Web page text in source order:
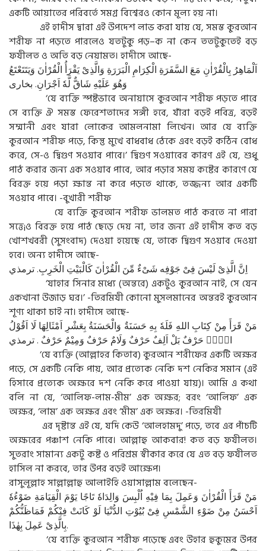
একটি আয়াতের পরিবর্তে সমগ্র বিশ্বেরও কোন মূল্য হয় না।
এই হাদীস দ্বারা এই উপদেশ লাভ করা যায় যে, সমস্ত কুরআন
শরীফ না পড়তে পারলেও যতটুকু পড়–ক না কেন ততটুকুতেই বড়
ফযীলত ও অতি বড় নেয়ামত। হাদীসে আছে-
اَلْمَاهِرُ بِالْقُرْاٰنِ مَعَ السَّفَرَةِ الْكِرَامِ الْبَرَرَةِ وَالَّذِىْ يَقْرَأُ الْقُرْاٰنَ وَيَتَتَعْتَعُ
وَهُوَ عَلَيْهِ شَاقٌّ لَّهٗ اَجْرَانِ. بخارى
‘যে ব্যক্তি স্পষ্টভাবে অনায়াসে কুরআন শরীফ পড়তে পারে
সে ব্যক্তি ঐ সমস্ত ফেরেশতাদের সঙ্গী হবে, যাঁরা বড়ই পবিত্র, বড়ই
সম্মানী এবং যারা লোকের আমলনামা লিখেন। আর যে ব্যক্তি
কুরআন শরীফ পড়ে, কিন্তু মুখে বাধবাধ ঠেকে এবং বড়ই কঠিন বোধ
করে, সে-ও দ্বিগুণ সওয়াব পাবে।’ দ্বিগুণ সওয়াবের কারণ এই যে, শুধু
পাঠ করার জন্য এক সওয়াব পাবে, আর পড়ার সময় কষ্টের কারণে যে
বিরক্ত হয়ে পড়া ক্ষান্ত না করে পড়তে থাকে, তজ্জন্য আর একটি
সওয়াব পাবে। -বুখারী শরীফ
যে ব্যক্তি কুরআন শরীফ ভালমত পাঠ করতে না পারা
সত্তে¡ও বিরক্ত হয়ে পাঠ ছেড়ে দেয় না, তার জন্য এই হাদীস কত বড়
খোশখবরী (সুসংবাদ) দেওয়া হয়েছে যে, তাকে দ্বিগুণ সওয়াব দেওয়া
হবে। অন্য হাদীসে আছে-
اِنَّ الَّذِىْ لَيْسَ فِىْ جَوْفِه شَىْءٌ مِّنَ الْقُرْاٰنَ كَالْبَيْتِ الْخَرِبِ. ترمذي
‘যাহার সিনার মধ্যে (অন্তরে) একটুও কুরআন নাই, সে যেন
একখানা উজাড় ঘর।’ -তিরমিযী কোনো মুসলমানের অন্তরই কুরআন
শূণ্য থাকা চাই না। হাদীসে আছে-
مَنْ قَرَأَ مِنْ كِتَابِ اللهِ فَلَهٗ بِهِ حَسَنَةٌ وَالْحَسَنَةُ بِعَشْرِ اَمْثَالِهَا لَا اَقُوْلُ
الۤمۤ حَرْفٌ بَلْ اَلِفٌ حَرْفٌ وَلَامٌ حَرْفٌ وَمِيْمٌ حَرْفٌ . ترمذي
‘যে ব্যক্তি (আল্লাহর কিতাব) কুরআন শরীফের একটি অক্ষর
পড়ে, সে একটি নেকি পায়, আর প্রত্যেক নেকি দশ নেকির সমান (এই
হিসাবে প্রত্যেক অক্ষরে দশ নেকি করে পাওয়া যায়)। আমি এ কথা
বলি না যে, ‘আলিফ-লাম-মীম’ এক অক্ষর; বরং ‘আলিফ’ এক
অক্ষর, ‘লাম’ এক অক্ষর এবং ‘মীম’ এক অক্ষর। -তিরমিযী
এর দৃষ্টান্ত এই যে, যদি কেউ ‘আলহামদু’ পড়ে, তবে এর পাঁচটি
অক্ষরের পঞ্চাশ নেকি পাবে। আল্লাহু আকবার! কত বড় ফযীলত।
সুতরাং সামান্য একটু কষ্ট ও পরিশ্রম স্বীকার করে যে এত বড় ফযীলত
হাসিল না করবে, তার উপর বড়ই আক্ষেপ।
রাসুলূল্লাহ সাল্লাল্লাহু আলাইহি ওয়াসাল্লাম বলেছেন-
مَنْ قَرَأَ الْقُرْاٰنَ وَعَمِلَ بِمَا فِيْهِ اُلْبِسَ وَالِدَاهٗ تَاجًا يَوْمَ الْقِيَامَةِ ضَوْءُهٗ
اَحْسَنُ مِنْ ضَوْءِ الشَّمْسِ فِىْ بُيُوْتِ الدُّنْيَا لَوْ كَانَتْ فِيْكُمْ فَمَاظَنُّكُمْ
بِالَّذِىْ عَمِلَ بِهٰذَا.
‘যে ব্যক্তি কুরআন শরীফ পড়েছে এবং উহার হুকুমের উপর